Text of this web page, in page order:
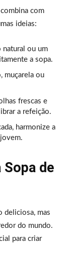
com
ideias:
natural ou um
a sopa.
muçarela ou
frescas e
a refeição.
harmonize a
de
deliciosa, mas
do mundo.
para criar